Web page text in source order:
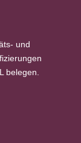
und
belegen.